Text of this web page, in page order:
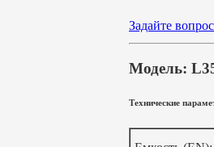
Задайте
Модель:
Технические